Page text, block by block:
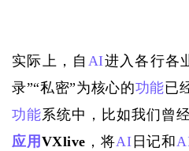
实际上，自 AI进入各行各
录”“私密”为核心的功能已
功能系统中，比如我们曾
应用 VXlive ，将AI 日记和